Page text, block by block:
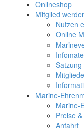
Onlineshop
Mitglied
Nutzen
Online
Marine-
Marine-
Preise
Anfahrt